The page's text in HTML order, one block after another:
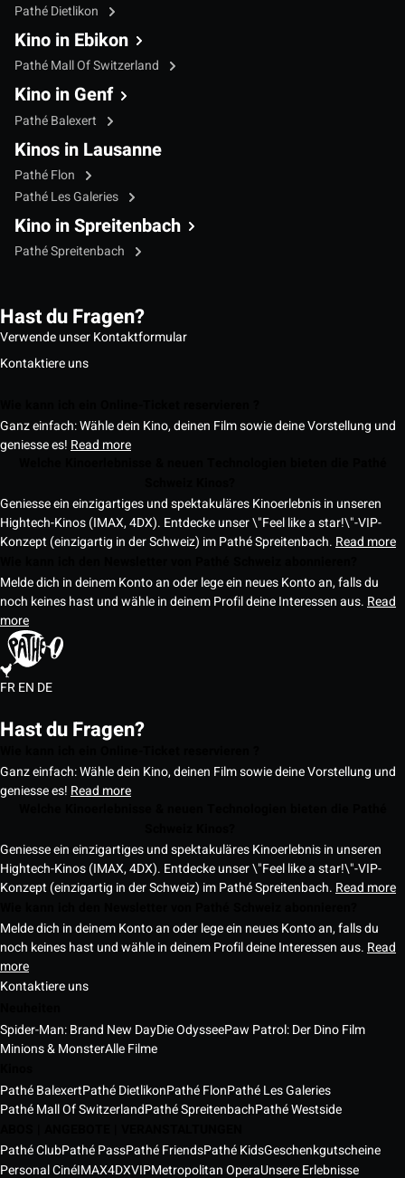
Pathé Dietlikon
Kino in Ebikon
Pathé Mall Of Switzerland
Kino in Genf
Pathé Balexert
Kinos in Lausanne
Pathé Flon
Pathé Les Galeries
Kino in Spreitenbach
Pathé Spreitenbach
Hast du Fragen?
Verwende unser Kontaktformular
Kontaktiere uns
Ganz einfach: Wähle dein Kino, deinen Film sowie deine Vorstellung und
geniesse es! Read more
Geniesse ein einzigartiges und spektakuläres Kinoerlebnis in unseren
Hightech-Kinos (IMAX, 4DX). Entdecke unser \"Feel like a star!\"-VIP-
Konzept (einzigartig in der Schweiz) im Pathé Spreitenbach. Read more
Melde dich in deinem Konto an oder lege ein neues Konto an, falls du
noch keines hast und wähle in deinem Profil deine Interessen aus. Read
more
FREN DE
Hast du Fragen?
Ganz einfach: Wähle dein Kino, deinen Film sowie deine Vorstellung und
geniesse es! Read more
Geniesse ein einzigartiges und spektakuläres Kinoerlebnis in unseren
Hightech-Kinos (IMAX, 4DX). Entdecke unser \"Feel like a star!\"-VIP-
Konzept (einzigartig in der Schweiz) im Pathé Spreitenbach. Read more
Melde dich in deinem Konto an oder lege ein neues Konto an, falls du
noch keines hast und wähle in deinem Profil deine Interessen aus. Read
more
Kontaktiere uns
Spider-Man: Brand New DayDie OdysseePaw Patrol: Der Dino Film
Minions & MonsterAlle Filme
Pathé BalexertPathé DietlikonPathé FlonPathé Les Galeries
Pathé Mall Of SwitzerlandPathé SpreitenbachPathé Westside
Pathé ClubPathé PassPathé FriendsPathé KidsGeschenkgutscheine
Personal CinéIMAX4DXVIPMetropolitan OperaUnsere Erlebnisse